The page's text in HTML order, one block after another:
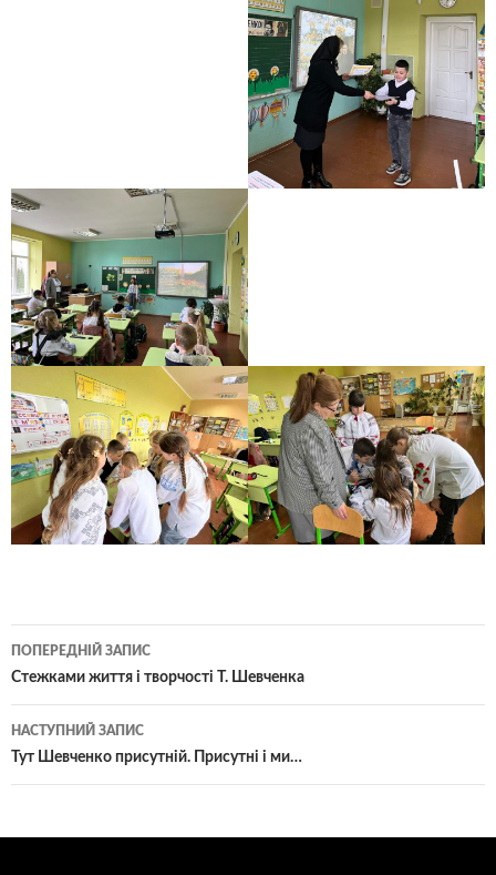
Навігація
по
записам
ПОПЕРЕДНІЙ ЗАПИС
Стежками життя і творчості Т. Шевченка
НАСТУПНИЙ ЗАПИС
Тут Шевченко присутній. Присутні і ми…